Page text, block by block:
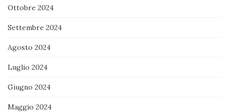
Ottobre 2024
Settembre 2024
Agosto 2024
Luglio 2024
Giugno 2024
Maggio 2024